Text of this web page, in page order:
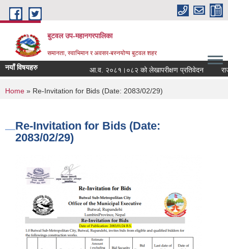
Skip to main content
बुटवल उप-महानगरपालिका
समानता, स्वाभिमान र अवसर-बस्नयोग्य बुटवल शहर
नयाँ विषयहरु आ.व. २०८१।०८२ को लेखापरीक्षण प्रतिवेदन
You are here
Home » Re-Invitation for Bids (Date: 2083/02/29)
Re-Invitation for Bids (Date:
2083/02/29)